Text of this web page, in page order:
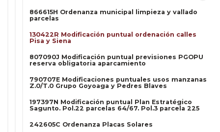
866615H Ordenanza municipal limpieza y vallado
parcelas
130422R Modificación puntual ordenación calles
Pisa y Siena
807090J Modificación puntual previsiones PGOPU
reserva obligatoria aparcamiento
790707E Modificaciones puntuales usos manzanas
Z.0/T.0 Grupo Goyoaga y Pedres Blaves
197397N Modificación puntual Plan Estratégico
Sagunto. Pol.22 parcelas 64/67. Pol.3 parcela 225
242605C Ordenanza Placas Solares